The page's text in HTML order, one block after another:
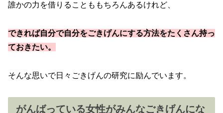
誰かの力を借りることももちろんあるけれど、
できれば自分で自分をごきげんにする方法をたくさん持っ
ておきたい。
そんな思いで日々ごきげんの研究に励んでいます。
がんばっている女性がみんなごきげんにな